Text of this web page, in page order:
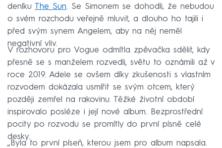
deníku The Sun. Se Simonem se dohodli, že nebudou
o svém rozchodu veřejně mluvit, a dlouho ho tajili i
před svým synem Angelem, aby na něj neměl
negativní vliv.
V rozhovoru pro Vogue odmítla zpěvačka sdělit, kdy
přesně se s manželem rozvedli, světu to oznámili až v
roce 2019. Adele se ovšem díky zkušenosti s vlastním
rozvodem dokázala usmířit se svým otcem, který
později zemřel na rakovinu. Těžké životní období
inspirovalo posléze i její nové album. Bezprostřední
pocity po rozvodu se promítly do první písně celé
desky.
„Byla to první píseň, kterou jsem pro album napsala.